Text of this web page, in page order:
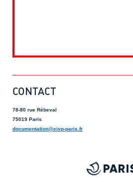
CONTACT
78-80 rue Rébeval
75019 Paris
documentation@eivp-paris.fr